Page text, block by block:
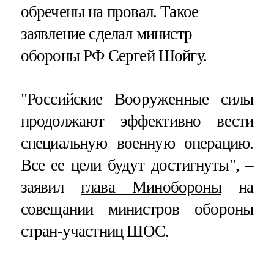
обречены на провал. Такое
заявление сделал министр
обороны РФ Сергей Шойгу.
"Российские Вооруженные силы
продолжают эффективно вести
специальную военную операцию.
Все ее цели будут достигнуты", –
заявил глава Миноборонына
совещании министров обороны
стран-участниц ШОС.